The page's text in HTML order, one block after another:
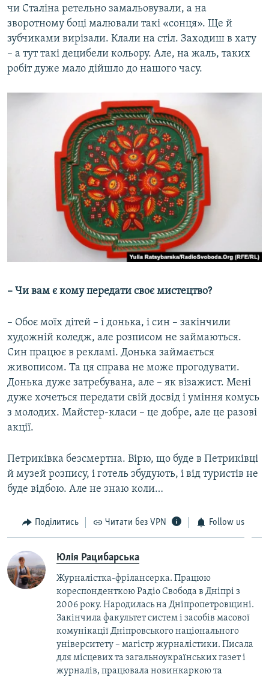
чи Сталіна ретельно замальовували, а на
зворотному боці малювали такі «сонця». Ще й
зубчиками вирізали. Клали на стіл. Заходиш в хату
– а тут такі децибели кольору. Але, на жаль, таких
робіт дуже мало дійшло до нашого часу.
– Чи вам є кому передати своє мистецтво?
– Обоє моїх дітей – і донька, і син – закінчили
художній коледж, але розписом не займаються.
Син працює в рекламі. Донька займається
живописом. Та ця справа не може прогодувати.
Донька дуже затребувана, але – як візажист. Мені
дуже хочеться передати свій досвід і уміння комусь
з молодих. Майстер-класи – це добре, але це разові
акції.
Петриківка безсмертна. Вірю, що буде в Петриківці
й музей розпису, і готель збудують, і від туристів не
буде відбою. Але не знаю коли…
Поділитись Читати без VPN Follow us
Юлія Рацибарська
Журналістка-фрілансерка. Працюю
кореспонденткою Радіо Свобода в Дніпрі з
2006 року. Народилась на Дніпропетровщині.
Закінчила факультет систем і засобів масової
комунікації Дніпровського національного
університету – магістр журналістики. Писала
для місцевих та загальноукраїнських газет і
журналів, працювала новинкаркою та